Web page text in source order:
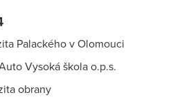
Palackého v Olomouci
Vysoká škola o.p.s.
obrany